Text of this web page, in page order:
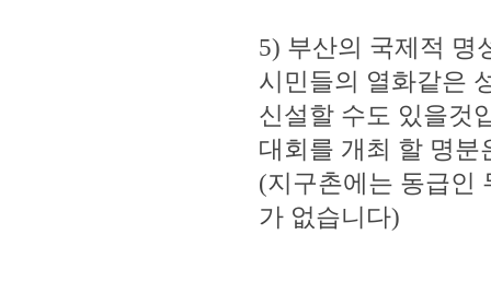
5) 부산의 국제적 명
시민들의 열화같은
신설할 수도 있을것
대회를 개최 할 명분
(지구촌에는 동급인
가 없습니다)